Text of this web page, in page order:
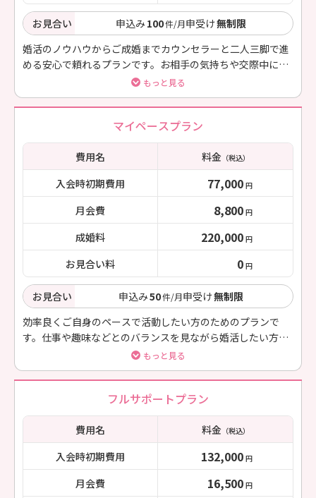
お見合い 申込み100件/月申受け無制限
婚活のノウハウからご成婚までカウンセラーと二人三脚で進
める安心で頼れるプランです。お相手の気持ちや交際中に出
てくる不安やお悩みなど一緒に解決しながらご成婚を目指す
手厚いサポートのプランになります。
もっと見る
マイペースプラン
費用名 料金（税込）
入会時初期費用 77,000 円
月会費 8,800 円
成婚料 220,000 円
お見合い料 0 円
お見合い 申込み50件/月申受け無制限
効率良くご自身のペースで活動したい方のためのプランで
す。仕事や趣味などとのバランスを見ながら婚活したい方に
おすすめのプランになります。お見合い料は無料となりま
す。
もっと見る
フルサポートプラン
費用名 料金（税込）
入会時初期費用 132,000 円
月会費 16,500 円